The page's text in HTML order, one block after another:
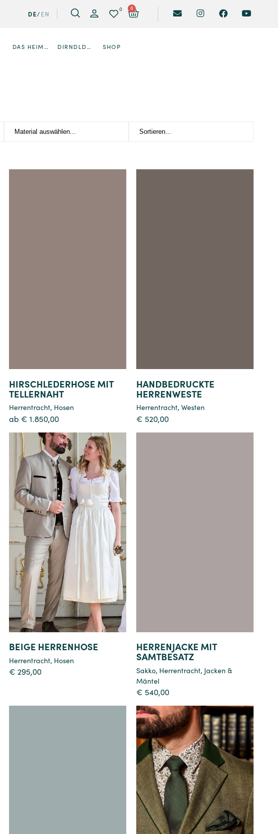
DE
EN
0 0
DAS HEIMATWERK DIRNDLDESIGNER SHOP
HIRSCHLEDERHOSE MIT
TELLERNAHT
Herrentracht, Hosen
ab € 1.850,00
HANDBEDRUCKTE
HERRENWESTE
Herrentracht,Westen
€ 520,00
Details
BEIGE HERRENHOSE
Herrentracht, Hosen
€ 295,00
HERRENJACKE MIT
SAMTBESATZ
Sakko, Herrentracht, Jacken &
Mäntel
€ 540,00
Details